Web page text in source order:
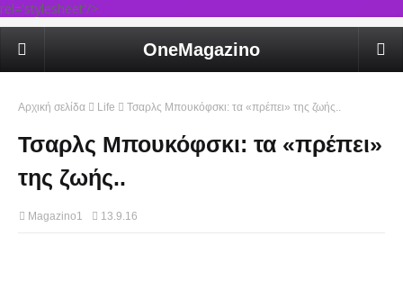
rel='stylesheet'/>
OneMagazino
Αρχική σελίδα Life Τσαρλς Μπουκόφσκι: τα «πρέπει» της ζωής..
Τσαρλς Μπουκόφσκι: τα «πρέπει»
της ζωής..
Magazino1 13.9.16